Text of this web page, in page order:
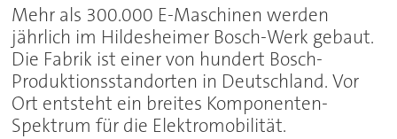
Mehr als 300.000 E-Maschinen werden
jährlich im Hildesheimer Bosch-Werk gebaut.
Die Fabrik ist einer von hundert Bosch-
Produktionsstandorten in Deutschland. Vor
Ort entsteht ein breites Komponenten-
Spektrum für die Elektromobilität.